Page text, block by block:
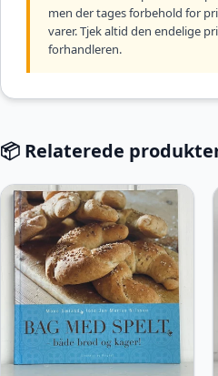
men der tages forbehold for
varer. Tjek altid den endelige
forhandleren.
📦 Relaterede